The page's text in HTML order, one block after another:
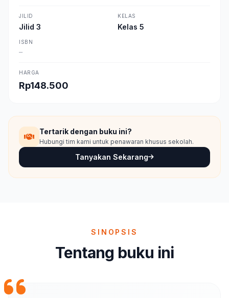
JILID
Jilid 3
KELAS
Kelas 5
ISBN
—
HARGA
Rp148.500
Tertarik dengan buku ini?
Hubungi tim kami untuk penawaran khusus sekolah.
Tanyakan Sekarang
SINOPSIS
Tentang buku ini